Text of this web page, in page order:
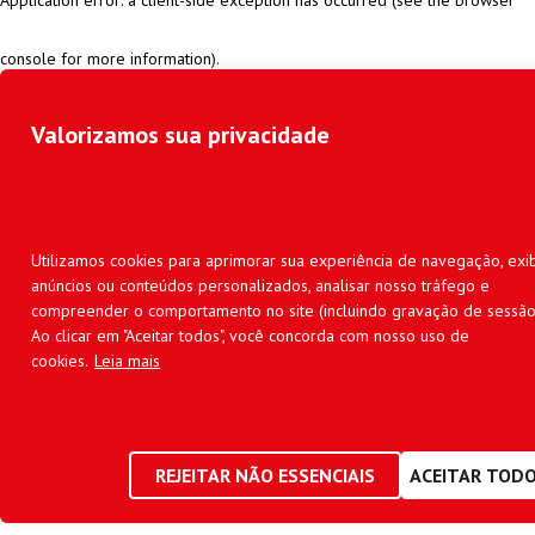
Valorizamos sua privacidade
Utilizamos cookies para aprimorar sua experiência de navegação,
anúncios ou conteúdos personalizados, analisar nosso tráfego e
compreender o comportamento no site (incluindo gravação de
Ao clicar em "Aceitar todos", você concorda com nosso uso de
cookies. Leia mais
REJEITAR NÃO ESSENCIAIS ACEITAR
console for more information).